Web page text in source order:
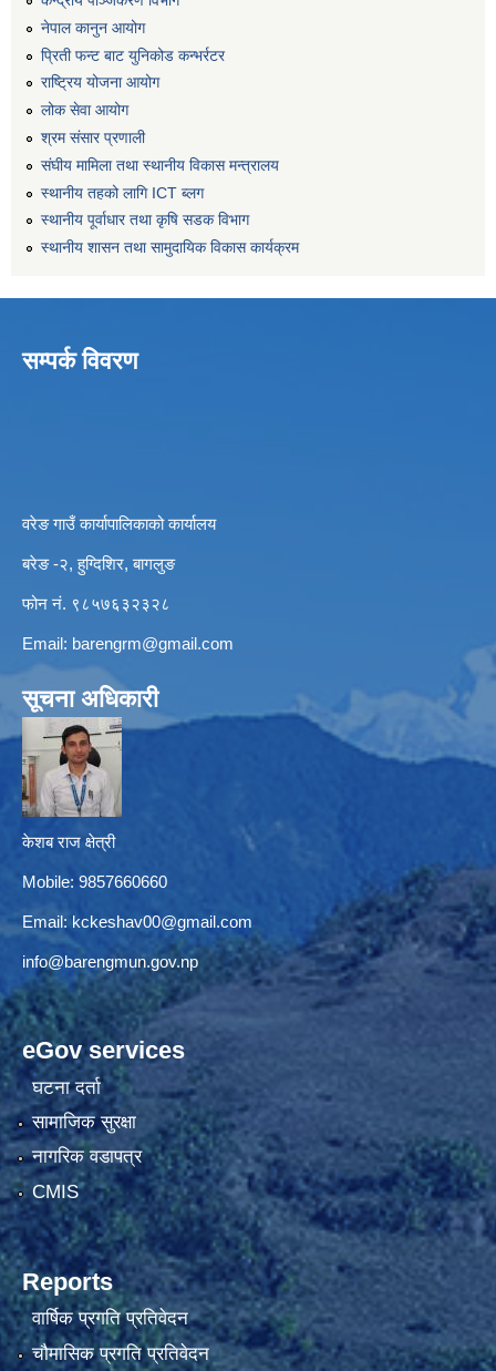
नेपाल कानुन आयोग
प्रिती फन्ट बाट युनिकोड कन्भर्रटर
राष्ट्रिय योजना आयोग
लोक सेवा आयोग
श्रम संसार प्रणाली
संघीय मामिला तथा स्थानीय विकास मन्त्रालय
स्थानीय तहको लागि ICT ब्लग
स्थानीय पूर्वाधार तथा कृषि सडक विभाग
स्थानीय शासन तथा सामुदायिक विकास कार्यक्रम
सम्पर्क विवरण
वरेङ गाउँ कार्यापालिकाको कार्यालय
बरेङ -२, हुग्दिशिर, बागलुङ
फोन नं. ९८५७६३२३२८
Email: barengrm@gmail.com
सूचना अधिकारी
केशब राज क्षेत्री
Mobile: 9857660660
Email: kckeshav00@gmail.com
info@barengmun.gov.np
eGov services
घटना दर्ता
सामाजिक सुरक्षा
नागरिक वडापत्र
CMIS
Reports
वार्षिक प्रगति प्रतिवेदन
चौमासिक प्रगति प्रतिवेदन